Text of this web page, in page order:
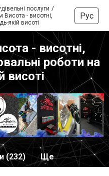
послуги
- висотні,
якій висоті
Рус
- висотні,
роботи на
висоті
(232) Ще